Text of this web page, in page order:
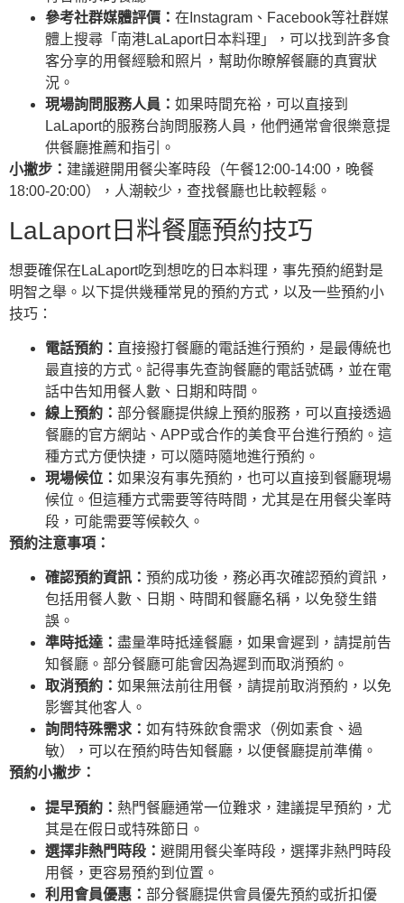
參考社群媒體評價： 在Instagram、Facebook等社群媒
體上搜尋「南港LaLaport日本料理」，可以找到許多食
客分享的用餐經驗和照片，幫助你瞭解餐廳的真實狀
況。
現場詢問服務人員： 如果時間充裕，可以直接到
LaLaport的服務台詢問服務人員，他們通常會很樂意提
供餐廳推薦和指引。
小撇步： 建議避開用餐尖峯時段（午餐12:00-14:00，晚餐
18:00-20:00），人潮較少，查找餐廳也比較輕鬆。
LaLaport日料餐廳預約技巧
想要確保在LaLaport吃到想吃的日本料理，事先預約絕對是
明智之舉。以下提供幾種常見的預約方式，以及一些預約小
技巧：
電話預約： 直接撥打餐廳的電話進行預約，是最傳統也
最直接的方式。記得事先查詢餐廳的電話號碼，並在電
話中告知用餐人數、日期和時間。
線上預約： 部分餐廳提供線上預約服務，可以直接透過
餐廳的官方網站、APP或合作的美食平台進行預約。這
種方式方便快捷，可以隨時隨地進行預約。
現場候位： 如果沒有事先預約，也可以直接到餐廳現場
候位。但這種方式需要等待時間，尤其是在用餐尖峯時
段，可能需要等候較久。
預約注意事項：
確認預約資訊： 預約成功後，務必再次確認預約資訊，
包括用餐人數、日期、時間和餐廳名稱，以免發生錯
誤。
準時抵達： 盡量準時抵達餐廳，如果會遲到，請提前告
知餐廳。部分餐廳可能會因為遲到而取消預約。
取消預約： 如果無法前往用餐，請提前取消預約，以免
影響其他客人。
詢問特殊需求： 如有特殊飲食需求（例如素食、過
敏），可以在預約時告知餐廳，以便餐廳提前準備。
預約小撇步：
提早預約： 熱門餐廳通常一位難求，建議提早預約，尤
其是在假日或特殊節日。
選擇非熱門時段： 避開用餐尖峯時段，選擇非熱門時段
用餐，更容易預約到位置。
利用會員優惠： 部分餐廳提供會員優先預約或折扣優